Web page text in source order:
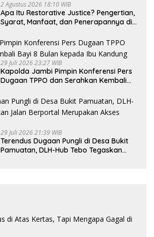
2 Agustus 2026 18:10 WIB
Apa Itu Restorative Justice? Pengertian,
Syarat, Manfaat, dan Penerapannya di
29 Juli 2026 23:27 WIB
Kapolda Jambi Pimpin Konferensi Pers
Dugaan TPPO dan Serahkan Kembali
29 Juli 2026 21:39 WIB
Terendus Dugaan Pungli di Desa Bukit
Pamuatan, DLH-Hub Tebo Tegaskan